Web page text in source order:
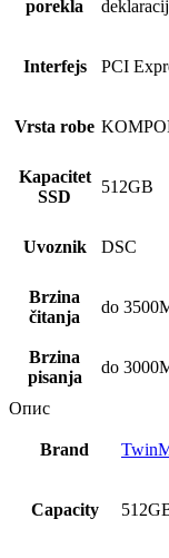
porekla
Interfejs PCI
Vrsta robe
Kapacitet
SSD
512GB
Uvoznik DSC
Brzina
čitanja
do
Brzina
pisanja
do
Опис
Brand
Capacity